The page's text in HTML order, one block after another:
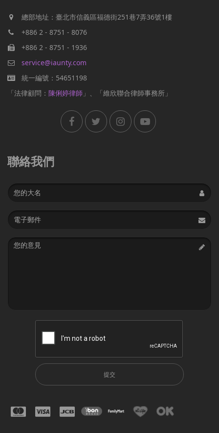
總部地址：臺北市信義區福德街251巷7弄36號1樓
+886 2 - 8751 - 8076
+886 2 - 8751 - 1936
service@iaunty.com
統一編號：54651198
「法律顧問： 陳俐婷律師 」、「維欣聯合律師事務所」
聯絡我們
Name
Email
address
Message
提交